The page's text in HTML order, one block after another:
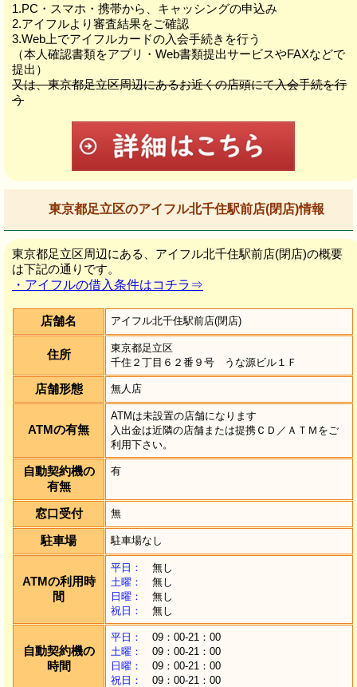
1.PC・スマホ・携帯から、キャッシングの申込み
2.アイフルより審査結果をご確認
3.Web上でアイフルカードの入会手続きを行う
（本人確認書類をアプリ・Web書類提出サービスやFAXなどで
提出）
又は、東京都足立区周辺にあるお近くの店頭にて入会手続を行
う
東京都足立区のアイフル北千住駅前店(閉店)情報
東京都足立区周辺にある、アイフル北千住駅前店(閉店)の概要
は下記の通りです。
・アイフルの借入条件はコチラ⇒
店舗名 アイフル北千住駅前店(閉店)
住所
東京都足立区
千住２丁目６２番９号 うな源ビル１Ｆ
店舗形態 無人店
ATMの有無
ATMは未設置の店舗になります
入出金は近隣の店舗または提携ＣＤ／ＡＴＭをご
利用下さい。
自動契約機の
有無
有
窓口受付 無
駐車場 駐車場なし
ATMの利用時
間
平日：
無し
土曜：
無し
日曜：
無し
祝日：
無し
自動契約機の
時間
平日：
09：00-21：00
土曜：
09：00-21：00
日曜：
09：00-21：00
祝日：
09：00-21：00